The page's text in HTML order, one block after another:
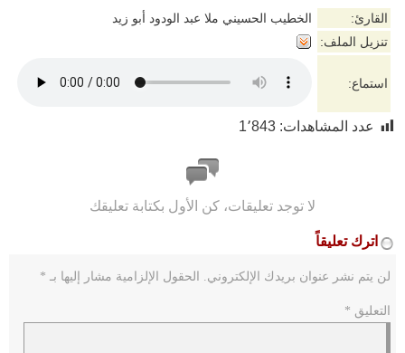
القارئ:
الخطيب الحسيني ملا عبد الودود أبو زيد
تنزيل الملف:
استماع:
عدد المشاهدات: 1٬843
لا توجد تعليقات، كن الأول بكتابة تعليقك
اترك تعليقاً
لن يتم نشر عنوان بريدك الإلكتروني. الحقول الإلزامية مشار إليها بـ *
التعليق *